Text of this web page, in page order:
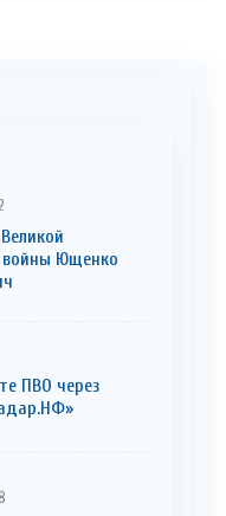
войны Ющенко
ПВО через